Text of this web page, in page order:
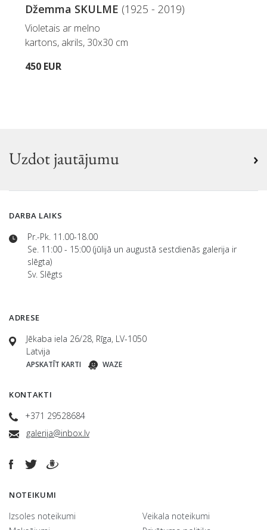
Džemma SKULME (1925 - 2019)
Violetais ar melno
kartons, akrils, 30x30 cm
450 EUR
Uzdot jautājumu
DARBA LAIKS
Pr.-Pk. 11.00-18.00
Se. 11:00 - 15:00 (jūlijā un augustā sestdienās galerija ir
slēgta)
Sv. Slēgts
ADRESE
Jēkaba iela 26/28, Rīga, LV-1050
Latvija
APSKATĪT KARTI WAZE
KONTAKTI
+371 29528684
galerija@inbox.lv
NOTEIKUMI
Izsoles noteikumi
Veikala noteikumi